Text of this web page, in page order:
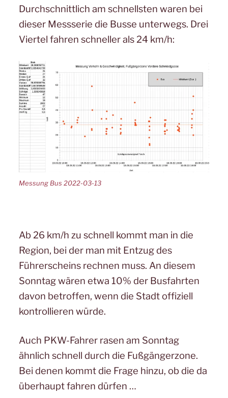
Durchschnittlich am schnellsten waren bei
dieser Messserie die Busse unterwegs. Drei
Viertel fahren schneller als 24 km/h:
Messung Bus 2022-03-13
Ab 26 km/h zu schnell kommt man in die
Region, bei der man mit Entzug des
Führerscheins rechnen muss. An diesem
Sonntag wären etwa 10% der Busfahrten
davon betroffen, wenn die Stadt offiziell
kontrollieren würde.
Auch PKW-Fahrer rasen am Sonntag
ähnlich schnell durch die Fußgängerzone.
Bei denen kommt die Frage hinzu, ob die da
überhaupt fahren dürfen …